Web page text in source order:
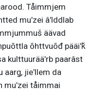
Tåimmjem
muʹzei âʹlddlab
äävad
õhttvuõđ pääiʹǩ
kulttuurääʹrb paarâst
aarǥ, jieʹllem da
muʹzei tåimmai